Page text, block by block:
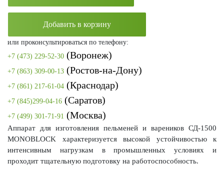
Добавить в корзину
или проконсультироваться по телефону:
+7 (473) 229-52-30 (Воронеж)
+7 (863) 309-00-13 (Ростов-на-Дону)
+7 (861) 217-61-04 (Краснодар)
+7 (845)299-04-16 (Саратов)
+7 (499) 301-71-91 (Москва)
Аппарат для изготовления пельменей и вареников СД-1500
MONOBLOCK характеризуется высокой устойчивостью к
интенсивным нагрузкам в промышленных условиях и
проходит тщательную подготовку на работоспособность.